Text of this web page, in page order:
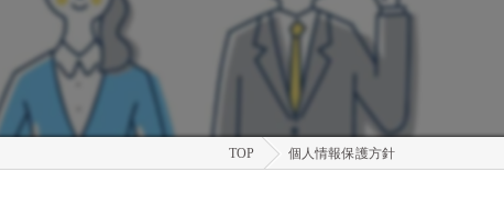
TOP 個人情報保護方針